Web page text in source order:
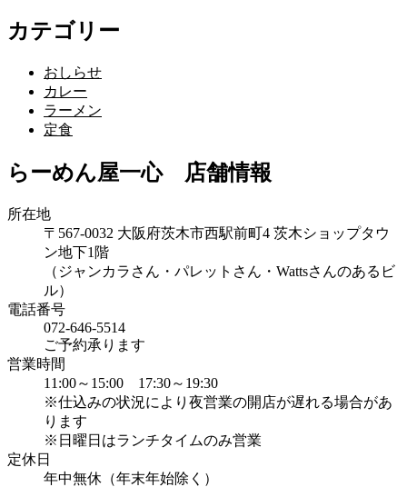
カテゴリー
おしらせ
カレー
ラーメン
定食
らーめん屋一心 店舗情報
所在地
〒567-0032 大阪府茨木市西駅前町4 茨木ショップタウ
ン地下1階
（ジャンカラさん・パレットさん・Wattsさんのあるビ
ル）
電話番号
072-646-5514
ご予約承ります
営業時間
11:00～15:00 17:30～19:30
※仕込みの状況により夜営業の開店が遅れる場合があ
ります
※日曜日はランチタイムのみ営業
定休日
年中無休（年末年始除く）